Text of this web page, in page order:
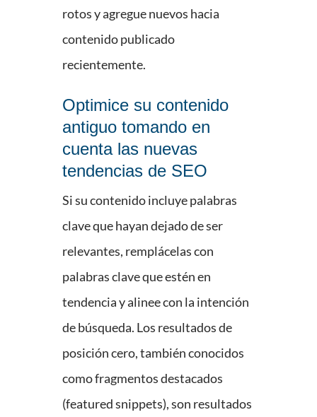
rotos y agregue nuevos hacia
contenido publicado
recientemente.
Optimice su contenido
antiguo tomando en
cuenta las nuevas
tendencias de SEO
Si su contenido incluye palabras
clave que hayan dejado de ser
relevantes, remplácelas con
palabras clave que estén en
tendencia y alinee con la intención
de búsqueda. Los resultados de
posición cero, también conocidos
como fragmentos destacados
(featured snippets), son resultados